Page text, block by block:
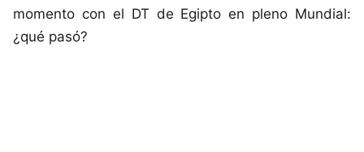
momento con el DT de Egipto en pleno Mundial:
¿qué pasó?